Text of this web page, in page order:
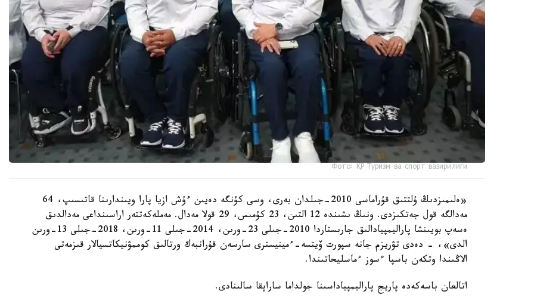
Фото: ҚР Туризм ва спорт вазирилиги
«ەلىمىزدىڭ ۇلتتىق قۇراماسى 2010-جىلدان بەرى، وسى كۇنگە دەيىن ءۇش ازيا پارا ويىندارىنا قاتىسىپ، 64
مەدالگە قول جەتكىزدى. ونىڭ ىشىندە 12 التىن، 23 كۇمىس، 29 قولا مەدال. مەملەكەتتەر اراسىنداعى مەدالدىق
ەسەپ بويىنشا پاراليمپيادالىق جارىستاردا 2010-جىلى 23-ورىن، 2014-جىلى 11-ورىن، 2018-جىلى 13-ورىن
الدى»، - دەدى تۋريزم جانە سپورت ۆيتسە-ءمينيسترى سارسەن قۇرانبەك ورتالىق كوممۋنيكاتسيالار قىزمەتى
الاڭىندا وتكەن باسپا ءسوز ءماسليحاتىندا.
اتالعان باسەكەدە پاريج پاراليمپياداسىنا جولداما ساراپقا سالىنادى.